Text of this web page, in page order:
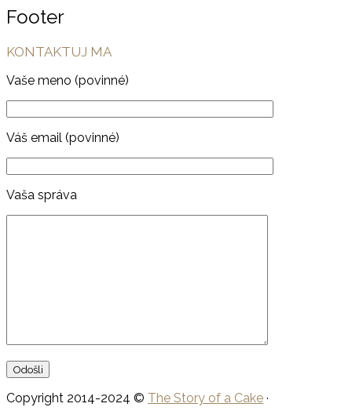
Footer
KONTAKTUJ MA
Vaše meno (povinné)
Váš email (povinné)
Vaša správa
Copyright 2014-2024 © The Story of a Cake ·